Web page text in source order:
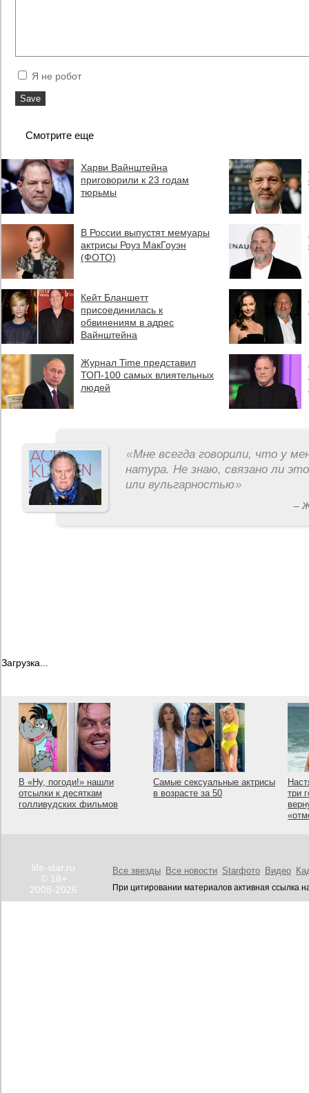
Я не робот
Смотрите еще
Харви Вайнштейна
приговорили к 23 годам
тюрьмы
В России выпустят мемуары
актрисы Роуз МакГоуэн
(ФОТО)
Кейт Бланшетт
присоединилась к
обвинениям в адрес
Вайнштейна
Журнал Time представил
ТОП-100 самых влиятельных
людей
«Мне всегда говорили, что у
натура. Не знаю, связано ли
или вульгарностью»
–
Загрузка...
В «Ну, погоди!» нашли
отсылки к десяткам
голливудских фильмов
Самые сексуальные актрисы
в возрасте за 50
три
life-star.ru
© 18+
2008-2026
Все звезды Все новости Starфото Видео
При цитировании материалов активная ссылка